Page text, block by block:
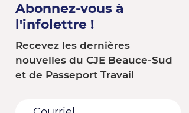
Abonnez-vous à
l'infolettre !
Recevez les dernières
nouvelles du CJE Beauce-Sud
et de Passeport Travail